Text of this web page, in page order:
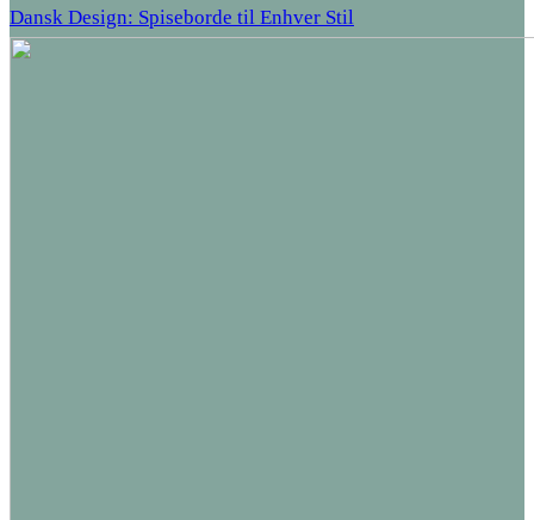
Dansk Design: Spiseborde til Enhver Stil